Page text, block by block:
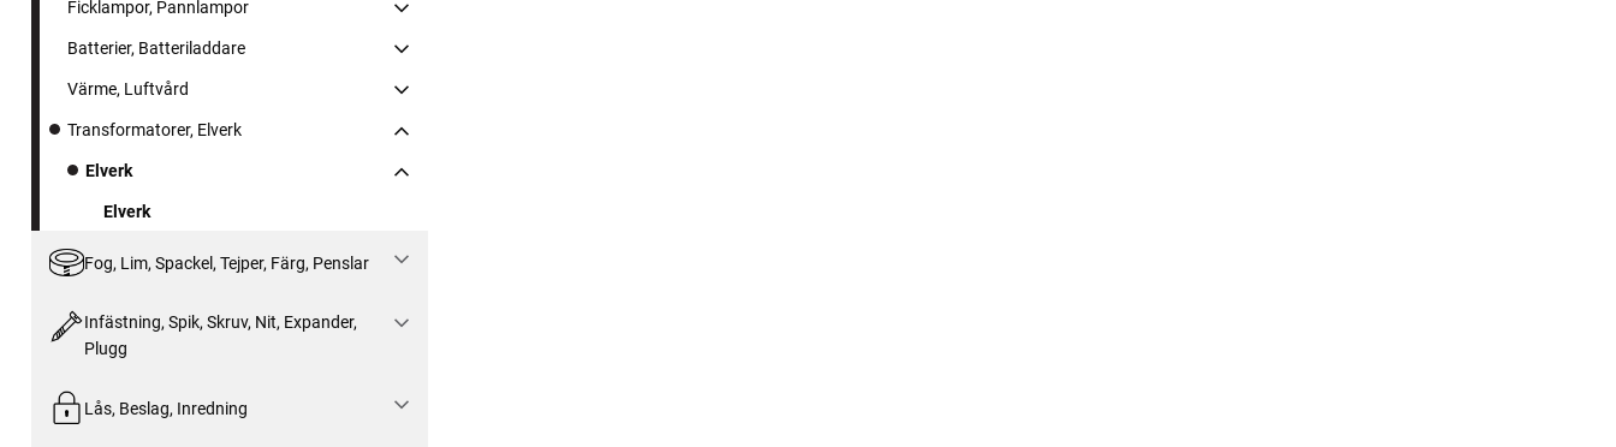
Ficklampor, Pannlampor
Batterier, Batteriladdare
Värme, Luftvård
Transformatorer, Elverk
Elverk
Elverk
Fog, Lim, Spackel, Tejper, Färg, Penslar
Infästning, Spik, Skruv, Nit, Expander,
Plugg
Lås, Beslag, Inredning